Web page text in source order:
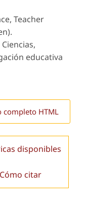
Teacher
educativa
completo HTML
disponibles
Cómo citar